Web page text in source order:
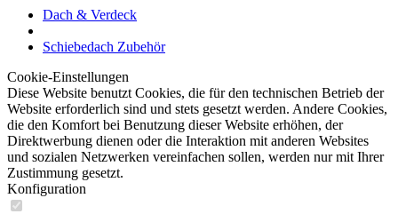
Dach & Verdeck
Schiebedach Zubehör
Cookie-Einstellungen
Diese Website benutzt Cookies, die für den technischen Betrieb der
Website erforderlich sind und stets gesetzt werden. Andere Cookies,
die den Komfort bei Benutzung dieser Website erhöhen, der
Direktwerbung dienen oder die Interaktion mit anderen Websites
und sozialen Netzwerken vereinfachen sollen, werden nur mit Ihrer
Zustimmung gesetzt.
Konfiguration